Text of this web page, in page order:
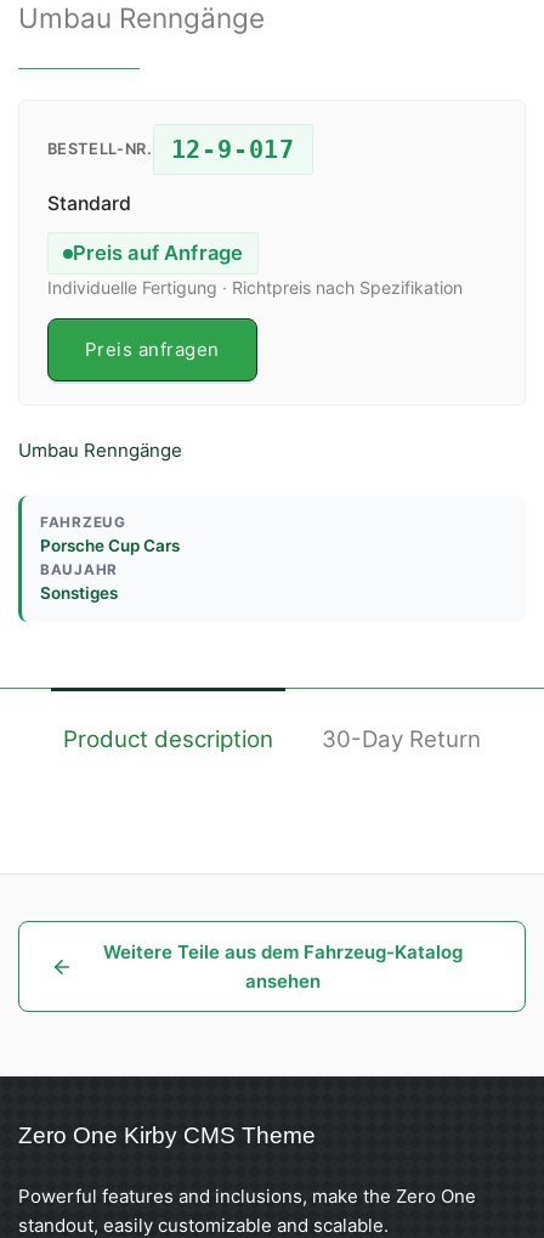
Umbau Renngänge
BESTELL-NR. 12-9-017
Standard
Preis auf Anfrage
Individuelle Fertigung · Richtpreis nach Spezifikation
Preis anfragen
Umbau Renngänge
FAHRZEUG
Porsche Cup Cars
BAUJAHR
Sonstiges
Product description 30-Day Return
Weitere Teile aus dem Fahrzeug-Katalog
ansehen
Zero One Kirby CMS Theme
Powerful features and inclusions, make the Zero One
standout, easily customizable and scalable.